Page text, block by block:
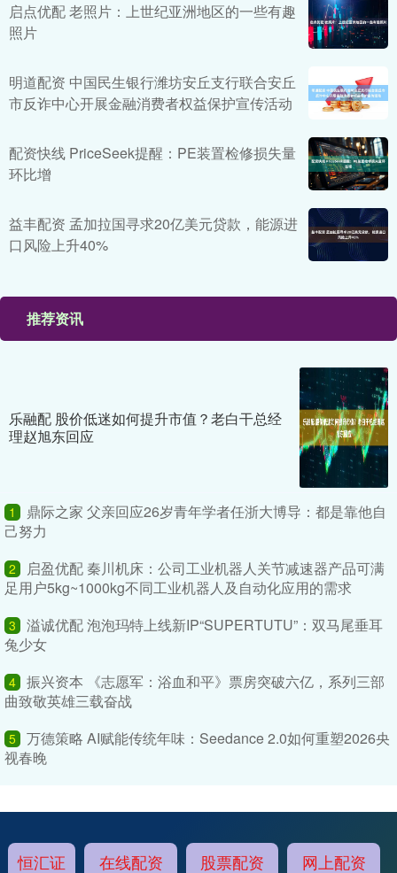
启点优配 老照片：上世纪亚洲地区的一些有趣
照片
明道配资 中国民生银行潍坊安丘支行联合安丘
市反诈中心开展金融消费者权益保护宣传活动
配资快线 PriceSeek提醒：PE装置检修损失量
环比增
益丰配资 孟加拉国寻求20亿美元贷款，能源进
口风险上升40%
推荐资讯
乐融配 股价低迷如何提升市值？老白干总经
理赵旭东回应
1
鼎际之家 父亲回应26岁青年学者任浙大博导：都是靠他自
己努力
2
启盈优配 秦川机床：公司工业机器人关节减速器产品可满
足用户5kg~1000kg不同工业机器人及自动化应用的需求
3
溢诚优配 泡泡玛特上线新IP“SUPERTUTU”：双马尾垂耳
兔少女
4 振兴资本 《志愿军：浴血和平》票房突破六亿，系列三部
曲致敬英雄三载奋战
5 万德策略 AI赋能传统年味：Seedance 2.0如何重塑2026央
视春晚
恒汇证 在线配资 股票配资 网上配资